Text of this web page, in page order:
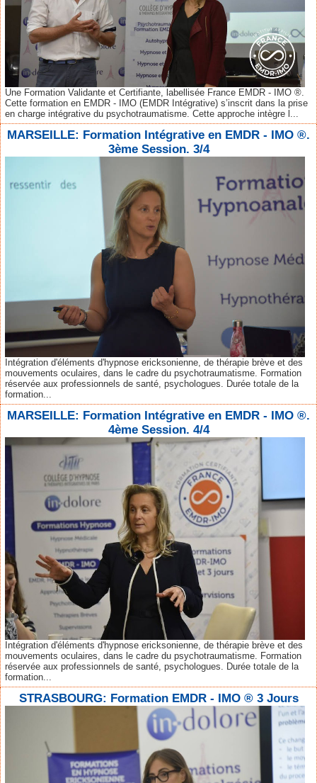
Une Formation Validante et Certifiante, labellisée France EMDR - IMO ®.
Cette formation en EMDR - IMO (EMDR Intégrative) s’inscrit dans la prise
en charge intégrative du psychotraumatisme. Cette approche intègre l...
MARSEILLE: Formation Intégrative en EMDR - IMO ®.
3ème Session. 3/4
Intégration d'éléments d'hypnose ericksonienne, de thérapie brève et des
mouvements oculaires, dans le cadre du psychotraumatisme. Formation
réservée aux professionnels de santé, psychologues. Durée totale de la
formation...
MARSEILLE: Formation Intégrative en EMDR - IMO ®.
4ème Session. 4/4
Intégration d'éléments d'hypnose ericksonienne, de thérapie brève et des
mouvements oculaires, dans le cadre du psychotraumatisme. Formation
réservée aux professionnels de santé, psychologues. Durée totale de la
formation...
STRASBOURG: Formation EMDR - IMO ® 3 Jours